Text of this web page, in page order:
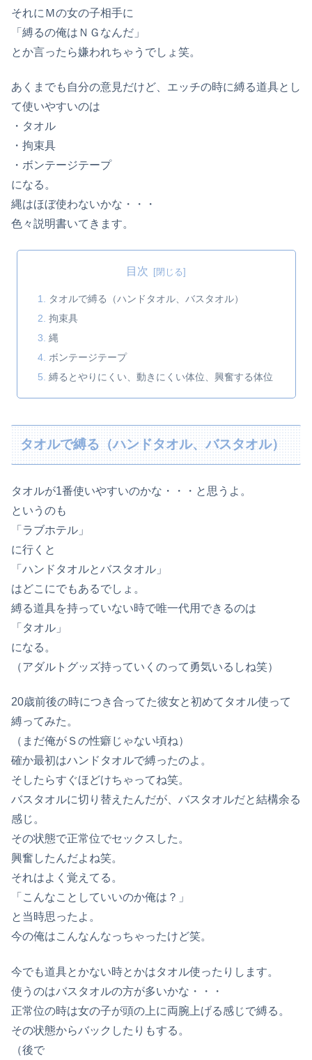
それにＭの女の子相手に
「縛るの俺はＮＧなんだ」
とか言ったら嫌われちゃうでしょ笑。
あくまでも自分の意見だけど、エッチの時に縛る道具とし
て使いやすいのは
・タオル
・拘束具
・ボンテージテープ
になる。
縄はほぼ使わないかな・・・
色々説明書いてきます。
目次
タオルで縛る（ハンドタオル、バスタオル）
拘束具
縄
ボンテージテープ
縛るとやりにくい、動きにくい体位、興奮する体位
タオルで縛る（ハンドタオル、バスタオル）
タオルが1番使いやすいのかな・・・と思うよ。
というのも
「ラブホテル」
に行くと
「ハンドタオルとバスタオル」
はどこにでもあるでしょ。
縛る道具を持っていない時で唯一代用できるのは
「タオル」
になる。
（アダルトグッズ持っていくのって勇気いるしね笑）
20歳前後の時につき合ってた彼女と初めてタオル使って
縛ってみた。
（まだ俺がＳの性癖じゃない頃ね）
確か最初はハンドタオルで縛ったのよ。
そしたらすぐほどけちゃってね笑。
バスタオルに切り替えたんだが、バスタオルだと結構余る
感じ。
その状態で正常位でセックスした。
興奮したんだよね笑。
それはよく覚えてる。
「こんなことしていいのか俺は？」
と当時思ったよ。
今の俺はこんなんなっちゃったけど笑。
今でも道具とかない時とかはタオル使ったりします。
使うのはバスタオルの方が多いかな・・・
正常位の時は女の子が頭の上に両腕上げる感じで縛る。
その状態からバックしたりもする。
（後で